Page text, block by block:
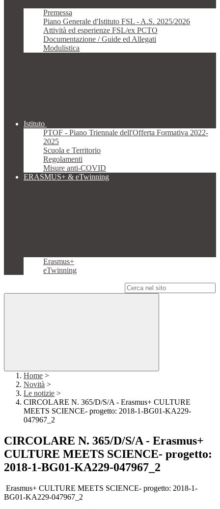
Premessa
Piano Generale d'Istituto FSL - A.S. 2025/2026
Attività ed esperienze FSL/ex PCTO
Documentazione / Guide ed Allegati
Modulistica
Istituto
PTOF - Piano Triennale dell'Offerta Formativa 2022-
2025
Scuola e Territorio
Regolamenti
Misure anti-COVID
ERASMUS+ & eTwinning
Erasmus+
eTwinning
Home >
Novità >
Le notizie >
CIRCOLARE N. 365/D/S/A - Erasmus+ CULTURE
MEETS SCIENCE- progetto: 2018-1-BG01-KA229-
047967_2
CIRCOLARE N. 365/D/S/A - Erasmus+
CULTURE MEETS SCIENCE- progetto:
2018-1-BG01-KA229-047967_2
Erasmus+ CULTURE MEETS SCIENCE- progetto: 2018-1-
BG01-KA229-047967_2